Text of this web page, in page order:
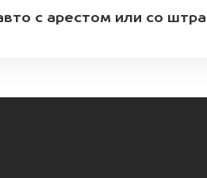
с арестом или со